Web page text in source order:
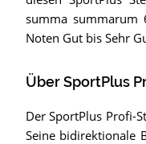
summa summarum
Noten Gut bis Sehr
Über SportPlus
Der SportPlus Profi-
Seine bidirektionale